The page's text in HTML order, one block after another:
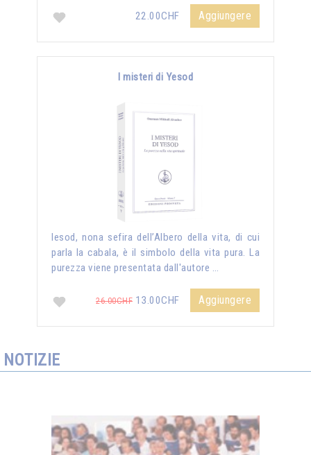
22.00CHF Aggiungere
I misteri di Yesod
Iesod, nona sefira dell’Albero della vita, di cui
parla la cabala, è il simbolo della vita pura. La
purezza viene presentata dall'autore …
26.00CHF 13.00CHF Aggiungere
NOTIZIE